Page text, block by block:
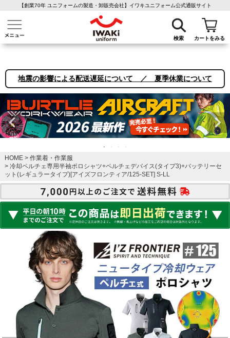
【創業70年 ユニフォームの製造・卸販売会社】イワキユニフォーム公式通販サイト
検索 カートをみる
介護ユニフォーム 作業着・作業服 ファン付き作業着 医療白衣
地震の影響による配送遅延について ／ 夏季休業について
HOME
作業着・作業服
冷却ペルチェ専用半袖ポロシャツ+ペルチェデバイス(タイプ3)+バッテリーセ
ット(レギュラータイプ)[アイズフロンティア/125-SET] S-LL